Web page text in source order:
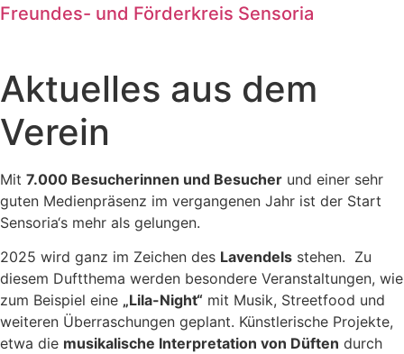
Freundes- und Förderkreis Sensoria
Aktuelles aus dem
Verein
Mit 7.000 Besucherinnen und Besucher und einer sehr
guten Medienpräsenz im vergangenen Jahr ist der Start
Sensoria‘s mehr als gelungen.
2025 wird ganz im Zeichen des Lavendels stehen. Zu
diesem Duftthema werden besondere Veranstaltungen, wie
zum Beispiel eine „Lila-Night“ mit Musik, Streetfood und
weiteren Überraschungen geplant. Künstlerische Projekte,
etwa die musikalische Interpretation von Düften durch